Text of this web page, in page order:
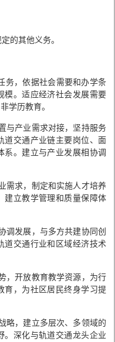
其他义务。
务，依据社会需要和办学条
模。适应经济社会发展需要
与非学历教育。
与产业需求对接，坚持服务
道交通产业链主要岗位、面
系。建立与产业发展相协调
需求，制定和实施人才培养
建立教学管理和质量保障体
调发展，与多方共建协同创
道交通行业和区域经济技术
，开放教育教学资源，为行
育，为社区居民终身学习提
略，建立多层次、多领域的
。深化与轨道交通龙头企业